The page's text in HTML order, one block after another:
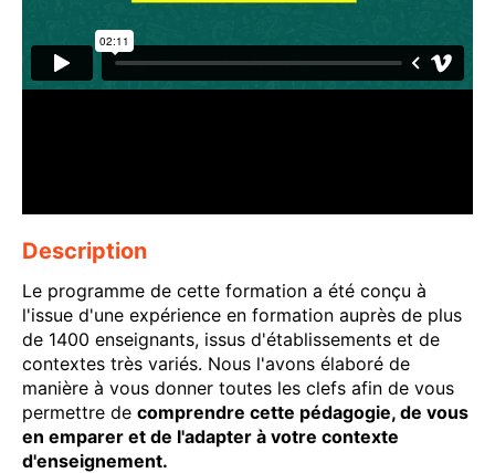
Description
Le programme de cette formation a été conçu à
l'issue d'une expérience en formation auprès de plus
de 1400 enseignants, issus d'établissements et de
contextes très variés. Nous l'avons élaboré de
manière à vous donner toutes les clefs afin de vous
permettre de comprendre cette pédagogie, de vous
en emparer et de l'adapter à votre contexte
d'enseignement.